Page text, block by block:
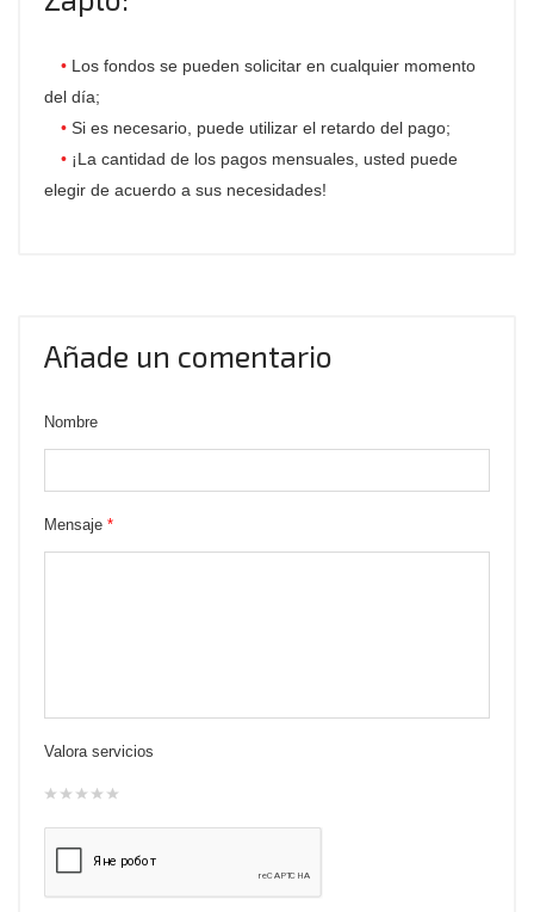
Los fondos se pueden solicitar en cualquier momento
del día;
Si es necesario, puede utilizar el retardo del pago;
¡La cantidad de los pagos mensuales, usted puede
elegir de acuerdo a sus necesidades!
Añade un comentario
Nombre
Mensaje *
Valora servicios